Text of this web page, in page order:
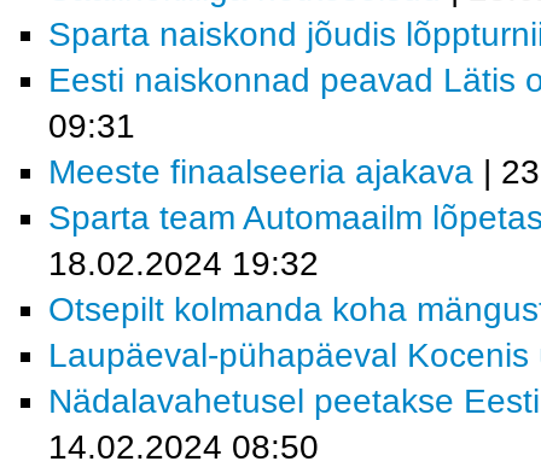
Sparta naiskond jõudis
Eesti naiskonnad peavad Lätis
09:31
Meeste finaalseeria ajakava |
Sparta team Automaailm
18.02.2024 19:32
Otsepilt kolmanda koha
Laupäeval-pühapäeval
Nädalavahetusel peetakse
14.02.2024 08:50